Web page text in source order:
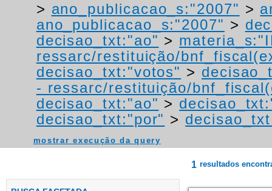
> ano_publicacao_s:"2007" >
ano_publicacao_s:"2007" >
decisao_txt:"ao" >
ressarc/restituição/
decisao_txt:"votos" >
- ressarc/restituição/
decisao_txt:"ao" >
decisao_txt:"por" >
mostrar execução da query
1 resultados